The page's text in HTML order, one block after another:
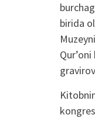
birida